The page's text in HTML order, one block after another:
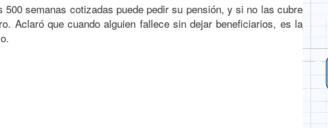
semanas cotizadas puede pedir su pensión, y si no las cubre
Aclaró que cuando alguien fallece sin dejar beneficiarios, es la